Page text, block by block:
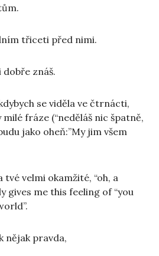
třiceti před nimi.
dobře znáš.
se viděla ve čtrnácti,
fráze (“neděláš nic špatně,
jako oheň:”My jim všem
velmi okamžité, “oh, a
gives me this feeling of “you
nějak pravda,